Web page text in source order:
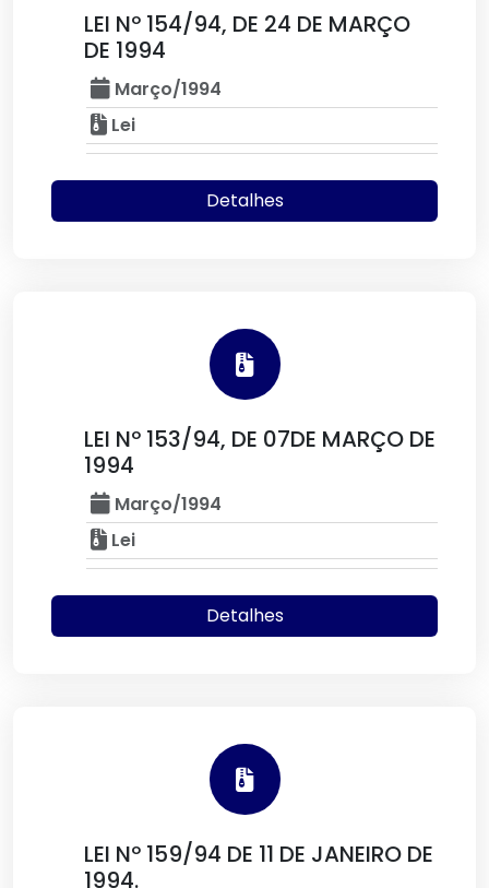
LEI Nº 154/94, DE 24 DE MARÇO
DE 1994
Março/1994
Lei
Detalhes
LEI Nº 153/94, DE 07DE MARÇO DE
1994
Março/1994
Lei
Detalhes
LEI Nº 159/94 DE 11 DE JANEIRO DE
1994.